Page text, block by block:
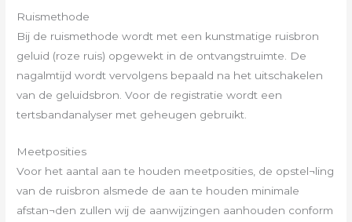
Ruismethode
Bij de ruismethode wordt met een kunstmatige ruisbron
geluid (roze ruis) opgewekt in de ontvangstruimte. De
nagalmtijd wordt vervolgens bepaald na het uitschakelen
van de geluidsbron. Voor de registratie wordt een
tertsbandanalyser met geheugen gebruikt.
Meetposities
Voor het aantal aan te houden meetposities, de opstel¬ling
van de ruisbron alsmede de aan te houden minimale
afstan¬den zullen wij de aanwijzingen aanhouden conform